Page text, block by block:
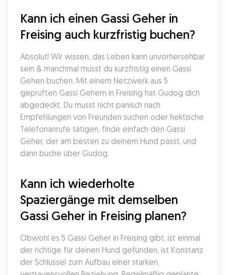
Kann ich einen Gassi Geher in
Freising auch kurzfristig buchen?
Absolut! Wir wissen, das Leben kann unvorhersehbar
sein & manchmal musst du kurzfristig einen Gassi
Gehen buchen. Mit einem Netzwerk aus 5
geprüften Gassi Gehern in Freising hat Gudog dich
abgedeckt. Du musst nicht panisch nach
Empfehlungen von Freunden suchen oder hektische
Telefonanrufe tätigen, finde einfach den Gassi
Geher, der am besten zu deinem Hund passt, und
dann buche über Gudog.
Kann ich wiederholte
Spaziergänge mit demselben
Gassi Geher in Freising planen?
Obwohl es 5 Gassi Geher in Freising gibt, ist einmal
der richtige für deinen Hund gefunden, ist Konstanz
der Schlüssel zum Aufbau einer starken,